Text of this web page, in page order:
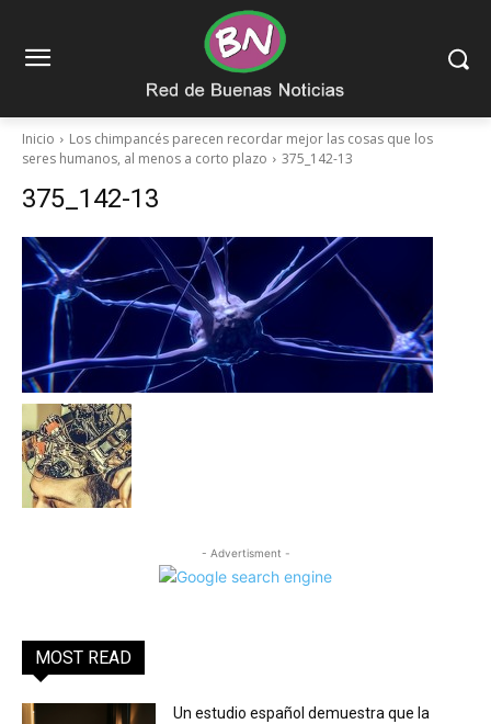
Inicio
Los chimpancés parecen recordar mejor las cosas que los
seres humanos, al menos a corto plazo
375_142-13
375_142-13
- Advertisment -
MOST READ
Un estudio español demuestra que la